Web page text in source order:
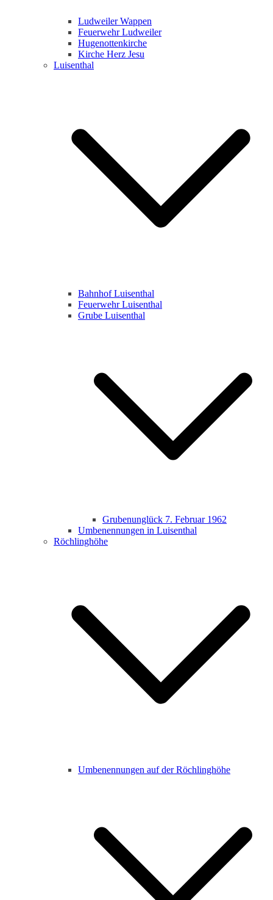
Ludweiler Wappen
Feuerwehr Ludweiler
Hugenottenkirche
Kirche Herz Jesu
Luisenthal
Bahnhof Luisenthal
Feuerwehr Luisenthal
Grube Luisenthal
Grubenunglück 7. Februar 1962
Umbenennungen in Luisenthal
Röchlinghöhe
Umbenennungen auf der Röchlinghöhe